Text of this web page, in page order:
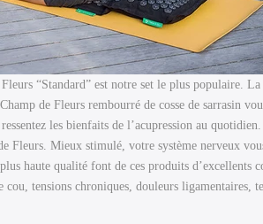
Fleurs “Standard” est notre set le plus populaire.
de Fleurs rembourré de cosse de sarrasin
les bienfaits de l’acupression au
Fleurs. Mieux stimulé, votre système nerveux
haute qualité font de ces produits
cou, tensions chroniques, douleurs ligamentaires,